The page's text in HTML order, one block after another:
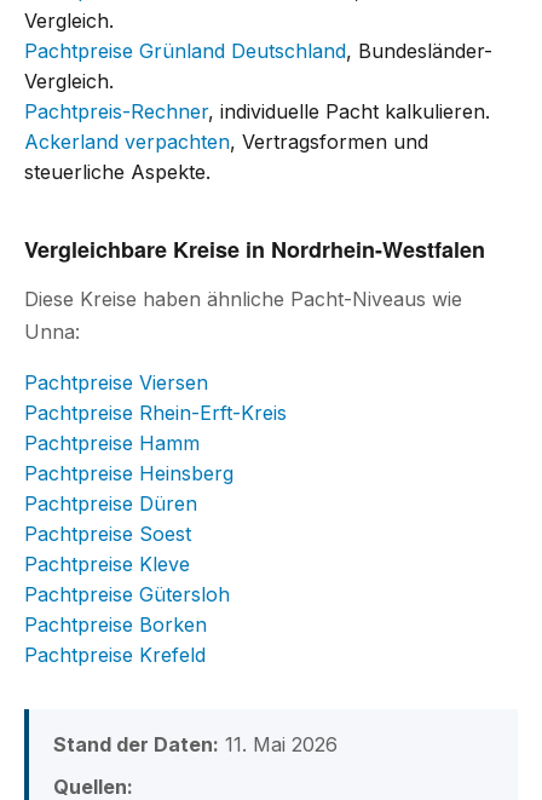
Vergleich.
Pachtpreise Grünland Deutschland, Bundesländer-
Vergleich.
Pachtpreis-Rechner, individuelle Pacht kalkulieren.
Ackerland verpachten, Vertragsformen und
steuerliche Aspekte.
Vergleichbare Kreise in Nordrhein-Westfalen
Diese Kreise haben ähnliche Pacht-Niveaus wie
Unna:
Pachtpreise Viersen
Pachtpreise Rhein-Erft-Kreis
Pachtpreise Hamm
Pachtpreise Heinsberg
Pachtpreise Düren
Pachtpreise Soest
Pachtpreise Kleve
Pachtpreise Gütersloh
Pachtpreise Borken
Pachtpreise Krefeld
Stand der Daten: 11. Mai 2026
Quellen: